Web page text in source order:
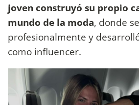
joven construyó su propio
mundo de la moda, donde
profesionalmente y
como influencer.